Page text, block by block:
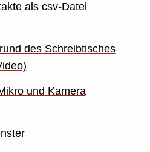
als csv-Datei
des Schreibtisches
und Kamera